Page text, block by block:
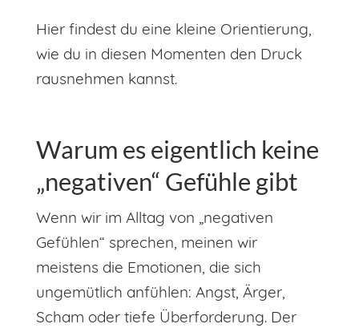
Hier findest du eine kleine Orientierung,
wie du in diesen Momenten den Druck
rausnehmen kannst.
Warum es eigentlich keine
„negativen“ Gefühle gibt
Wenn wir im Alltag von „negativen
Gefühlen“ sprechen, meinen wir
meistens die Emotionen, die sich
ungemütlich anfühlen: Angst, Ärger,
Scham oder tiefe Überforderung. Der